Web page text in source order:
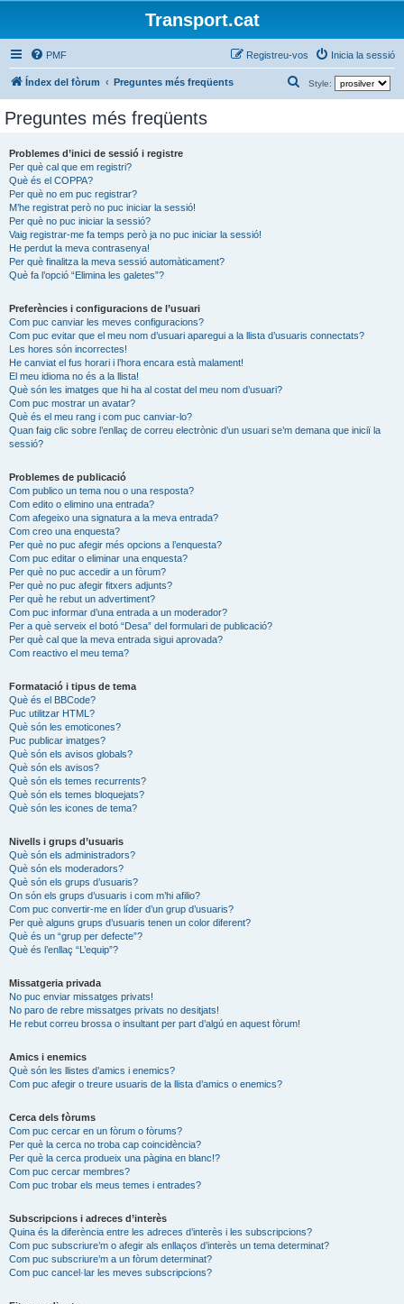
Transport.cat
PMF Inicia la sessió
Registreu-vos
Índex del fòrum Preguntes més freqüents Style:
e
Preguntes més freqüents
Problemes d’inici de sessió i registre
Per què cal que em registri?
Què és el COPPA?
Per què no em puc registrar?
M’he registrat però no puc iniciar la sessió!
Per què no puc iniciar la sessió?
Vaig registrar-me fa temps però ja no puc iniciar la sessió!
He perdut la meva contrasenya!
Per què finalitza la meva sessió automàticament?
Què fa l’opció “Elimina les galetes”?
Preferències i configuracions de l’usuari
Com puc canviar les meves configuracions?
Com puc evitar que el meu nom d’usuari aparegui a la llista d’usuaris connectats?
Les hores són incorrectes!
He canviat el fus horari i l’hora encara està malament!
El meu idioma no és a la llista!
Què són les imatges que hi ha al costat del meu nom d’usuari?
Com puc mostrar un avatar?
Què és el meu rang i com puc canviar-lo?
Quan faig clic sobre l’enllaç de correu electrònic d’un usuari se’m demana que iniciï la
sessió?
Problemes de publicació
Com publico un tema nou o una resposta?
Com edito o elimino una entrada?
Com afegeixo una signatura a la meva entrada?
Com creo una enquesta?
Per què no puc afegir més opcions a l’enquesta?
Com puc editar o eliminar una enquesta?
Per què no puc accedir a un fòrum?
Per què no puc afegir fitxers adjunts?
Per què he rebut un advertiment?
Com puc informar d’una entrada a un moderador?
Per a què serveix el botó “Desa” del formulari de publicació?
Per què cal que la meva entrada sigui aprovada?
Com reactivo el meu tema?
Formatació i tipus de tema
Què és el BBCode?
Puc utilitzar HTML?
Què són les emoticones?
Puc publicar imatges?
Què són els avisos globals?
Què són els avisos?
Què són els temes recurrents?
Què són els temes bloquejats?
Què són les icones de tema?
Nivells i grups d’usuaris
Què són els administradors?
Què són els moderadors?
Què són els grups d’usuaris?
On són els grups d’usuaris i com m’hi afilio?
Com puc convertir-me en líder d’un grup d’usuaris?
Per què alguns grups d’usuaris tenen un color diferent?
Què és un “grup per defecte”?
Què és l’enllaç “L’equip”?
Missatgeria privada
No puc enviar missatges privats!
No paro de rebre missatges privats no desitjats!
He rebut correu brossa o insultant per part d’algú en aquest fòrum!
Amics i enemics
Què són les llistes d’amics i enemics?
Com puc afegir o treure usuaris de la llista d’amics o enemics?
Cerca dels fòrums
Com puc cercar en un fòrum o fòrums?
Per què la cerca no troba cap coincidència?
Per què la cerca produeix una pàgina en blanc!?
Com puc cercar membres?
Com puc trobar els meus temes i entrades?
Subscripcions i adreces d’interès
Quina és la diferència entre les adreces d’interès i les subscripcions?
Com puc subscriure’m o afegir als enllaços d’interès un tema determinat?
Com puc subscriure’m a un fòrum determinat?
Com puc cancel·lar les meves subscripcions?